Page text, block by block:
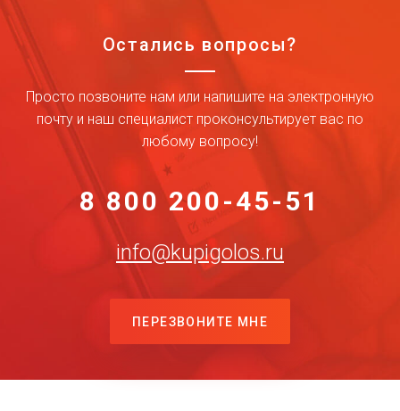
Остались вопросы?
Просто позвоните нам или напишите на электронную
почту и наш специалист проконсультирует вас по
любому вопросу!
8 800 200-45-51
info@kupigolos.ru
ПЕРЕЗВОНИТЕ МНЕ